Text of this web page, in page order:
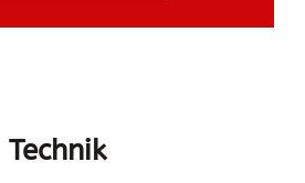
Technik